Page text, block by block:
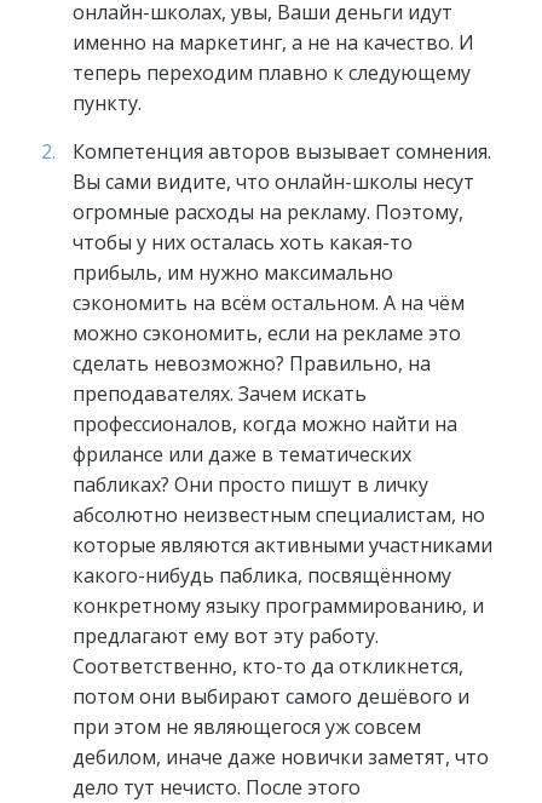
онлайн-школах, увы, Ваши деньги идут
именно на маркетинг, а не на качество. И
теперь переходим плавно к следующему
пункту.
Компетенция авторов вызывает сомнения.
Вы сами видите, что онлайн-школы несут
огромные расходы на рекламу. Поэтому,
чтобы у них осталась хоть какая-то
прибыль, им нужно максимально
сэкономить на всём остальном. А на чём
можно сэкономить, если на рекламе это
сделать невозможно? Правильно, на
преподавателях. Зачем искать
профессионалов, когда можно найти на
фрилансе или даже в тематических
пабликах? Они просто пишут в личку
абсолютно неизвестным специалистам, но
которые являются активными участниками
какого-нибудь паблика, посвящённому
конкретному языку программированию, и
предлагают ему вот эту работу.
Соответственно, кто-то да откликнется,
потом они выбирают самого дешёвого и
при этом не являющегося уж совсем
дебилом, иначе даже новички заметят, что
дело тут нечисто. После этого